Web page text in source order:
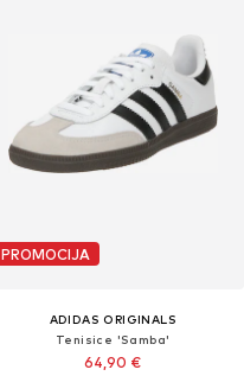
PROMOCIJA
ADIDAS ORIGINALS
Tenisice 'Samba'
64,90 €